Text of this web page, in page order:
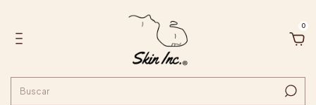
0